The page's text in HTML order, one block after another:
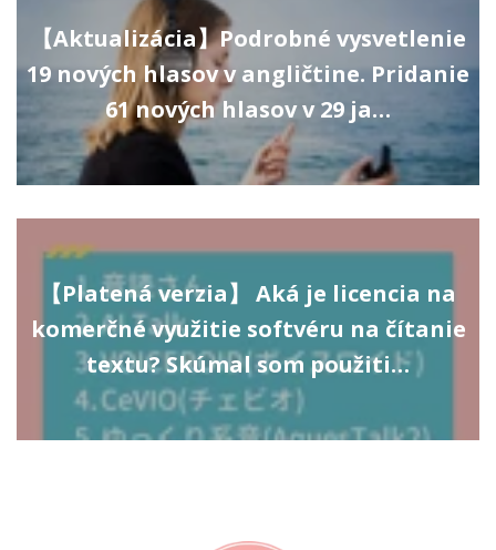
【Aktualizácia】Podrobné vysvetlenie
19 nových hlasov v angličtine. Pridanie
61 nových hlasov v 29 ja…
【Platená verzia】 Aká je licencia na
komerčné využitie softvéru na čítanie
textu? Skúmal som použiti…